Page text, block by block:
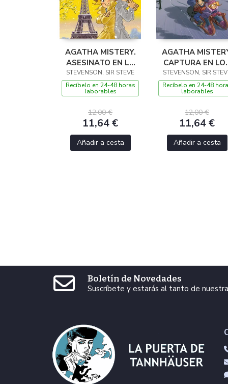
AGATHA MISTERY.
ASESINATO EN LA
TORRE EIFFEL
STEVENSON, SIR STEVE
Recíbelo en 24-48 horas
laborables
12,00 €
11,64 €
Añadir a cesta
AGATHA
CAPTURA EN
ALPES
STEVENSON, SIR
Recíbelo en 24-48
laborables
12,00 €
11,64 €
Añadir a cesta
Boletín de Novedades
Suscríbete y estarás al tanto de